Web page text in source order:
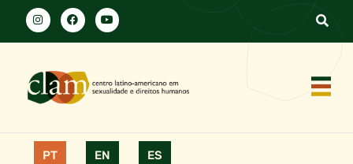
PT EN ES